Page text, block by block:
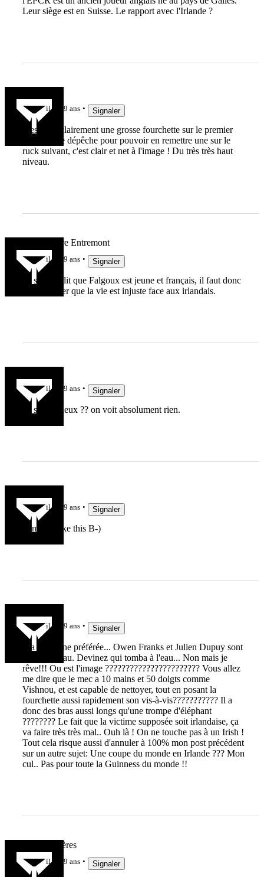
Leur siège est en Suisse. Le rapport avec l'Irlande ?
il y a 9 ans Signaler
Il est fort, clairement une grosse fourchette sur le premier
ruck et il se dépêche pour pouvoir en remettre une sur le
ruck suivant, c'est clair et net à l'image ! Du très très haut
niveau.
Marc Lièvre Entremont
il y a 9 ans Signaler
Ils se sont dit que Falgoux est jeune et français, il faut donc
lui expliquer que la vie est injuste face aux irlandais.
il y a 9 ans Signaler
Ils sont sérieux ?? on voit absolument rien.
il y a 9 ans Signaler
Sempéré like this B-)
il y a 9 ans Signaler
Ma comptine préférée... Owen Franks et Julien Dupuy sont
sur un bateau. Devinez qui tomba à l'eau... Non mais je
rêve!!! Ou est l'image ??????????????????????? Vous allez
me dire que le mec a 10 mains et 50 doigts comme
Vishnou, et est capable de nettoyer, tout en posant la
fourchette aussi rapidement son vis-à-vis??????????? Il a
donc des bras aussi longs qu'une trompe d'éléphant
???????? Le fait que la victime supposée soit irlandaise, ça
va faire très très mal.. Ouh là ! On ne touche pas à un Irish !
Tout cela risque aussi d'annuler à 100% mon post précédent
sur un autre sujet: Une coupe du monde en Irlande ??? Mon
cul.. Pas pour toute la Guinness du monde !!
Team Viscères
il y a 9 ans Signaler